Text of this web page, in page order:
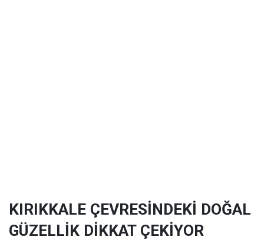
KIRIKKALE ÇEVRESİNDEKİ DOĞAL
GÜZELLİK DİKKAT ÇEKİYOR